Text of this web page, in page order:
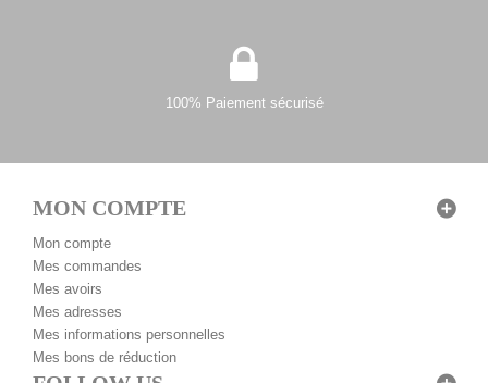
100% Paiement sécurisé
MON COMPTE
Mon compte
Mes commandes
Mes avoirs
Mes adresses
Mes informations personnelles
Mes bons de réduction